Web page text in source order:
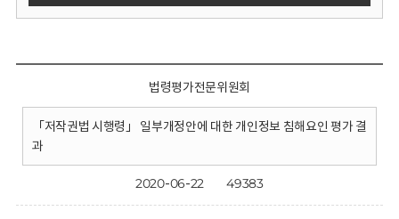
법령평가전문위원회
「저작권법 시행령」 일부개정안에 대한 개인정보 침해요인 평가 결
과
2020-06-22 49383